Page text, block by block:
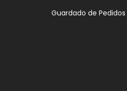
Guardado de Pedidos